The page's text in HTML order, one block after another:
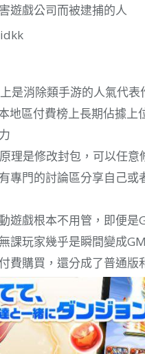
遊戲公司而被逮捕的人
是消除類手游的人氣代
地區付費榜上長期佔據上
理是修改封包，可以任意
專門的討論區分享自己或
遊戲根本不用管，即便是
課玩家幾乎是瞬間變成GM
費購買，還分成了普通版